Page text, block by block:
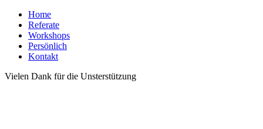
Home
Referate
Workshops
Persönlich
Kontakt
Vielen Dank für die Unsterstützung